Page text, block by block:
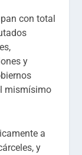
con total
y
mismísimo
a
y